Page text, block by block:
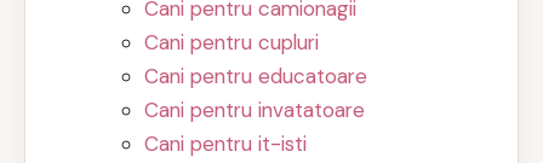
Cani pentru camionagii
Cani pentru cupluri
Cani pentru educatoare
Cani pentru invatatoare
Cani pentru it-isti